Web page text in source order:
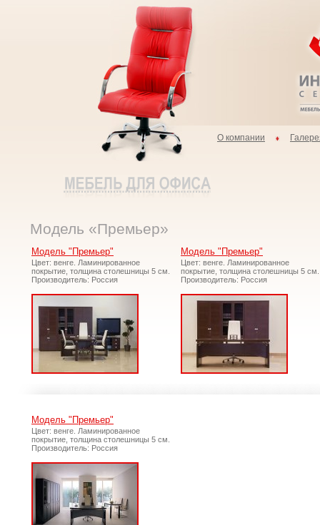
О компании
Модель «Премьер»
Модель "Премьер"
Цвет: венге. Ламинированное
покрытие, толщина столешницы 5 см.
Производитель: Россия
Модель "Премьер"
Цвет: венге. Ламинированное
покрытие, толщина столешницы 5 см.
Производитель: Россия
Модель "Премьер"
Цвет: венге. Ламинированное
покрытие, толщина столешницы 5 см.
Производитель: Россия